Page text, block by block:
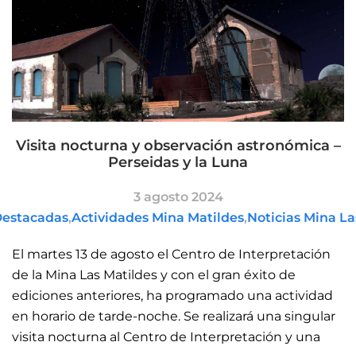
Visita nocturna y observación astronómica –
Perseidas y la Luna
3 agosto 2024
,Actividades Mina Matildes,Noticias Mina
El martes 13 de agosto el Centro de Interpretación
de la Mina Las Matildes y con el gran éxito de
ediciones anteriores, ha programado una actividad
en horario de tarde-noche. Se realizará una singular
visita nocturna al Centro de Interpretación y una